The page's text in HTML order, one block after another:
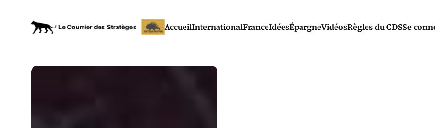
AccueilInternationalFranceIdéesÉpargneVidéosRègles du CDSSe